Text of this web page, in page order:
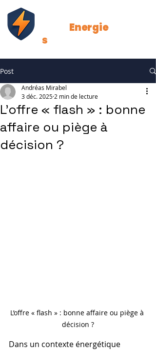
Energie
s
Post
L’offre « flash » : bonne
affaire ou piège à
décision ?
Andréas Mirabel
3 déc. 2025 2 min de lecture
L’offre « flash » : bonne affaire ou piège à
décision ?
Dans un contexte énergétique